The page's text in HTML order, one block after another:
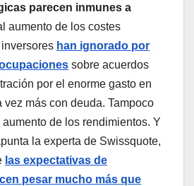
parecen inmunes a
aumento de los costes
han ignorado por
sobre acuerdos
por el enorme gasto en
vez más con deuda. Tampoco
de los rendimientos. Y
la experta de Swissquote,
las expectativas de
pesar mucho más que